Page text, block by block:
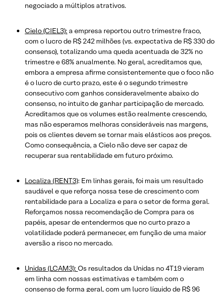
negociado a múltiplos atrativos.
Cielo (CIEL3): a empresa reportou outro trimestre fraco,
com o lucro de R$ 242 milhões (vs. expectativa de R$ 330 do
consenso), totalizando uma queda acentuada de 32% no
trimestre e 68% anualmente. No geral, acreditamos que,
embora a empresa afirme consistentemente que o foco não
é o lucro de curto prazo, este é o segundo trimestre
consecutivo com ganhos consideravelmente abaixo do
consenso, no intuito de ganhar participação de mercado.
Acreditamos que os volumes estão realmente crescendo,
mas não esperamos melhoras consideráveis nas margens,
pois os clientes devem se tornar mais elásticos aos preços.
Como consequência, a Cielo não deve ser capaz de
recuperar sua rentabilidade em futuro próximo.
Localiza (RENT3): Em linhas gerais, foi mais um resultado
saudável e que reforça nossa tese de crescimento com
rentabilidade para a Localiza e para o setor de forma geral.
Reforçamos nossa recomendação de Compra para os
papéis, apesar de entendermos que no curto prazo a
volatilidade poderá permanecer, em função de uma maior
aversão a risco no mercado.
Unidas (LCAM3): Os resultados da Unidas no 4T19 vieram
em linha com nossas estimativas e também com o
consenso de forma geral, com um lucro líquido de R$ 96